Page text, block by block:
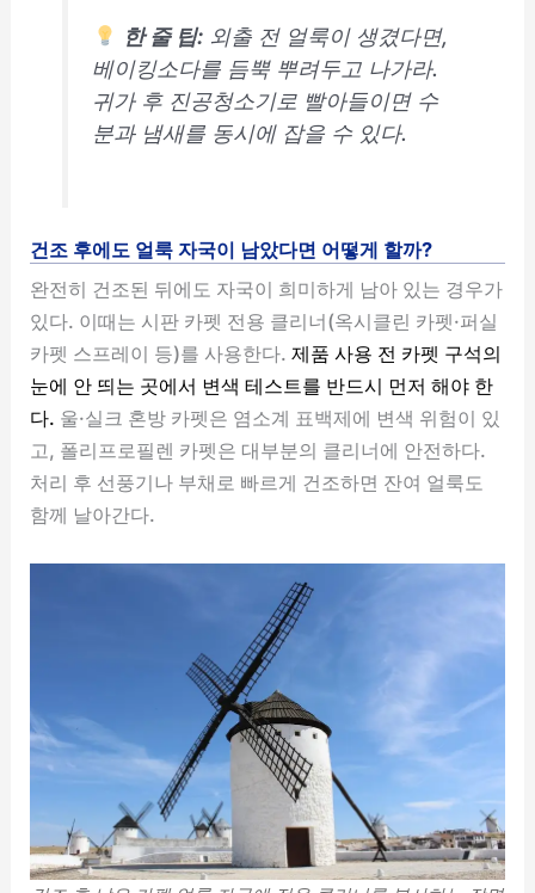
한 줄 팁:외출 전 얼룩이 생겼다면,
베이킹소다를 듬뿍 뿌려두고 나가라.
귀가 후 진공청소기로 빨아들이면 수
분과 냄새를 동시에 잡을 수 있다.
건조 후에도 얼룩 자국이 남았다면 어떻게 할까?
완전히 건조된 뒤에도 자국이 희미하게 남아 있는 경우가
있다. 이때는 시판 카펫 전용 클리너(옥시클린 카펫·퍼실
카펫 스프레이 등)를 사용한다.제품 사용 전 카펫 구석의
눈에 안 띄는 곳에서 변색 테스트를 반드시 먼저 해야 한
다. 울·실크 혼방 카펫은 염소계 표백제에 변색 위험이 있
고, 폴리프로필렌 카펫은 대부분의 클리너에 안전하다.
처리 후 선풍기나 부채로 빠르게 건조하면 잔여 얼룩도
함께 날아간다.